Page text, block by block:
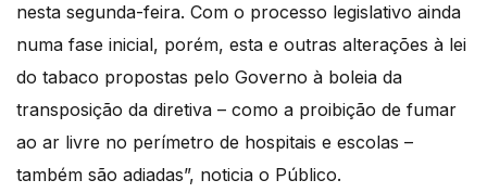
nesta segunda-feira. Com o processo legislativo ainda
numa fase inicial, porém, esta e outras alterações à lei
do tabaco propostas pelo Governo à boleia da
transposição da diretiva – como a proibição de fumar
ao ar livre no perímetro de hospitais e escolas –
também são adiadas”, noticia o Público.